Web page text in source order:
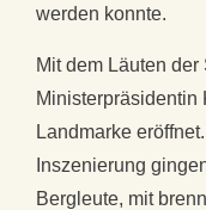
werden konnte.
Mit dem Läuten
Ministerpräsidentin
Landmarke
Inszenierung
Bergleute, mit